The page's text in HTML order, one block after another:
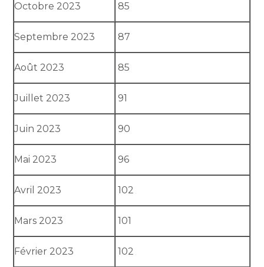
Octobre 2023 85
Septembre 2023 87
Août 2023 85
Juillet 2023 91
Juin 2023 90
Mai 2023 96
Avril 2023 102
Mars 2023 101
Février 2023 102